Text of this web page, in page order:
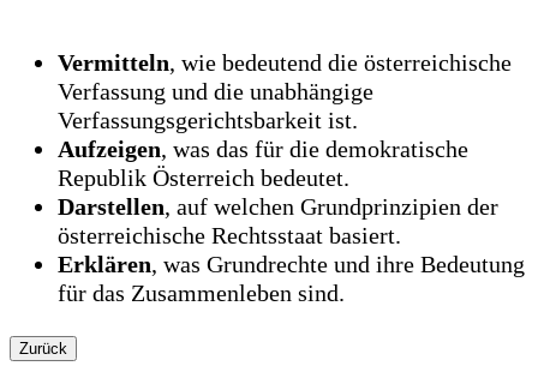
Vermitteln, wie bedeutend die österreichische
Verfassung und die unabhängige
Verfassungsgerichtsbarkeit ist.
Aufzeigen, was das für die demokratische
Republik Österreich bedeutet.
Darstellen, auf welchen Grundprinzipien der
österreichische Rechtsstaat basiert.
Erklären, was Grundrechte und ihre Bedeutung
für das Zusammenleben sind.
Zurück